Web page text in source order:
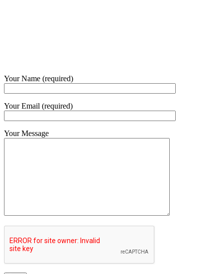
Your Name (required)
Your Email (required)
Your Message